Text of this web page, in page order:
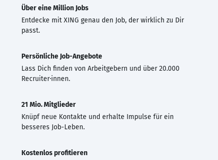
Über eine Million Jobs
Entdecke mit XING genau den Job, der wirklich zu Dir
passt.
Persönliche Job-Angebote
Lass Dich finden von Arbeitgebern und über 20.000
Recruiter·innen.
21 Mio. Mitglieder
Knüpf neue Kontakte und erhalte Impulse für ein
besseres Job-Leben.
Kostenlos profitieren